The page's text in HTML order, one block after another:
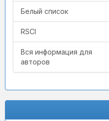
Белый список
RSCI
Вся информация для
авторов